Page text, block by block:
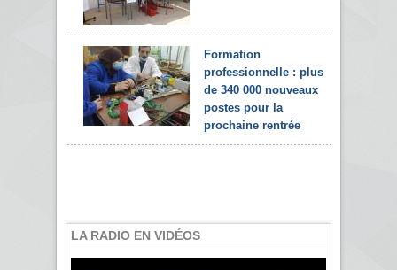
Formation
professionnelle : plus
de 340 000 nouveaux
postes pour la
prochaine rentrée
LA RADIO EN VIDÉOS